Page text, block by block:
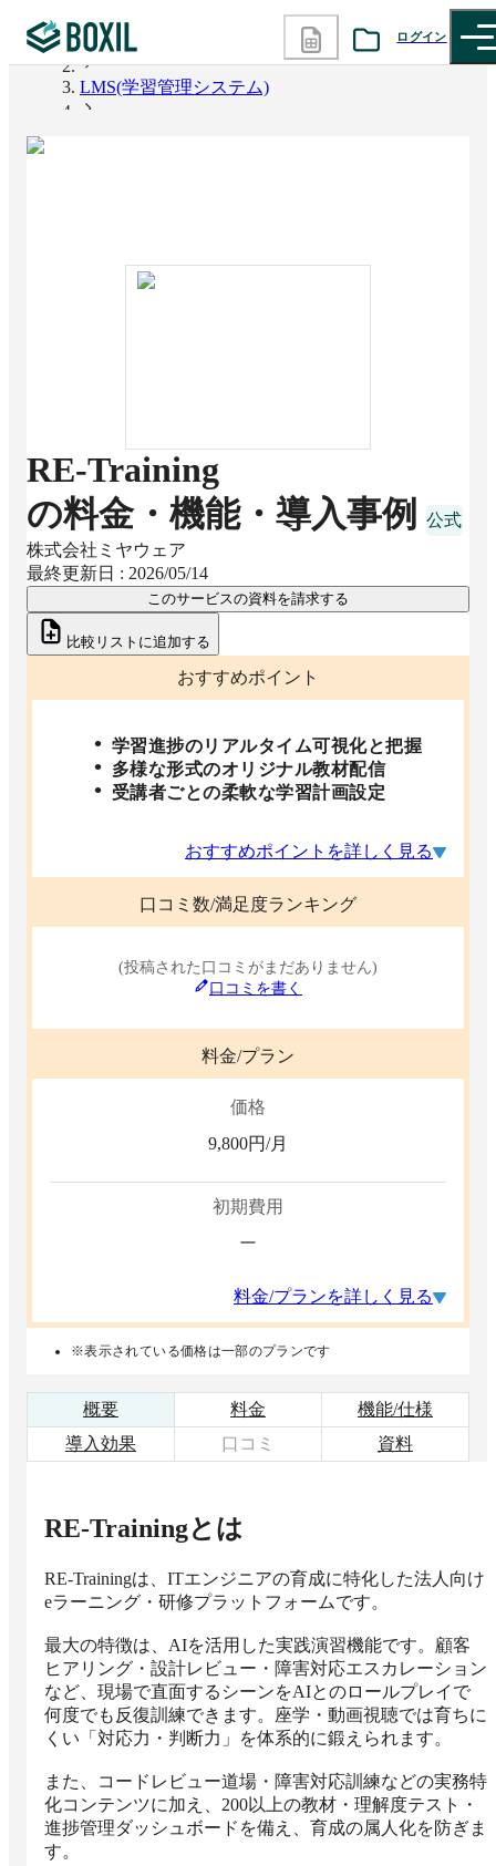
ログイン
カテゴリから探す
BOXILの使い方ガイド
BOXIL
LMS(学習管理システム)
RE-Training
の料金・機能・導入事例
株式会社ミヤウェア
最終更新日 : 2026/05/14
このサービスの資料を請求する
比較リストに追加する
おすすめポイント
学習進捗のリアルタイム可視化と把握
多様な形式のオリジナル教材配信
受講者ごとの柔軟な学習計画設定
おすすめポイントを詳しく見る
口コミ数/満足度ランキング
(投稿された口コミがまだありません)
口コミを書く
料金/プラン
価格
9,800円/月
初期費用
ー
料金/プランを詳しく見る
※表示されている価格は一部のプランです
概要 料金
機能/仕様
導入効果
口コミ 資料
RE-Trainingとは
RE-Trainingは、ITエンジニアの育成に特化した法人向け
eラーニング・研修プラットフォームです。
最大の特徴は、AIを活用した実践演習機能です。顧客
ヒアリング・設計レビュー・障害対応エスカレーション
など、現場で直面するシーンをAIとのロールプレイで
何度でも反復訓練できます。座学・動画視聴では育ちに
くい「対応力・判断力」を体系的に鍛えられます。
また、コードレビュー道場・障害対応訓練などの実務特
化コンテンツに加え、200以上の教材・理解度テスト・
進捗管理ダッシュボードを備え、育成の属人化を防ぎま
す。